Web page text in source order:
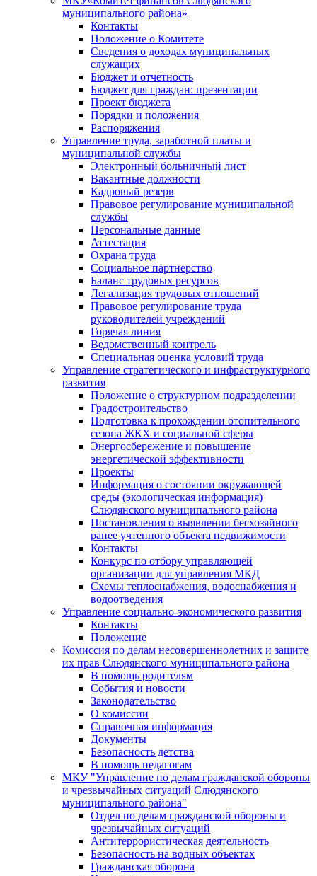
муниципального района»
Контакты
Положение о Комитете
Сведения о доходах муниципальных
служащих
Бюджет и отчетность
Бюджет для граждан: презентации
Проект бюджета
Порядки и положения
Распоряжения
Управление труда, заработной платы и
муниципальной службы
Электронный больничный лист
Вакантные должности
Кадровый резерв
Правовое регулирование муниципальной
службы
Персональные данные
Аттестация
Охрана труда
Социальное партнерство
Баланс трудовых ресурсов
Легализация трудовых отношений
Правовое регулирование труда
руководителей учреждений
Горячая линия
Ведомственный контроль
Специальная оценка условий труда
Управление стратегического и инфраструктурного
развития
Положение о структурном подразделении
Градостроительство
Подготовка к прохождении отопительного
сезона ЖКХ и социальной сферы
Энергосбережение и повышение
энергетической эффективности
Проекты
Информация о состоянии окружающей
среды (экологическая информация)
Слюдянского муниципального района
Постановления о выявлении бесхозяйного
ранее учтенного объекта недвижимости
Контакты
Конкурс по отбору управляющей
организации для управления МКД
Схемы теплоснабжения, водоснабжения и
водоотведения
Управление социально-экономического развития
Контакты
Положение
Комиссия по делам несовершеннолетних и защите
их прав Слюдянского муниципального района
В помощь родителям
События и новости
Законодательство
О комиссии
Справочная информация
Документы
Безопасность детства
В помощь педагогам
МКУ "Управление по делам гражданской обороны
и чрезвычайных ситуаций Слюдянского
муниципального района"
Отдел по делам гражданской обороны и
чрезвычайных ситуаций
Антитеррористическая деятельность
Безопасность на водных объектах
Гражданская оборона